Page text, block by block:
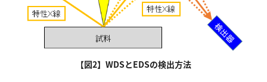
【図2】WDSとEDSの検出方法